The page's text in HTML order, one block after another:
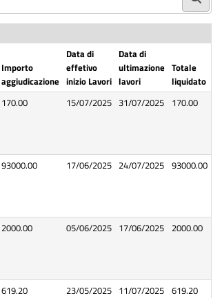
o
z
a
t
a
…
Importo
aggiudicazione
Data di
effetivo
inizio Lavori
Data di
ultimazione
lavori
Totale
liquidato
170.00 15/07/2025 31/07/2025 170.00
93000.00 17/06/2025 24/07/2025 93000.00
2000.00 05/06/2025 17/06/2025 2000.00
619.20 23/05/2025 11/07/2025 619.20